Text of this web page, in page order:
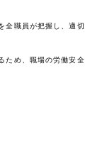
全職員が把握し、適切
ため、職場の労働安全